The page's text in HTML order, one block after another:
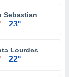
Sebastian
23°
Lourdes
22°